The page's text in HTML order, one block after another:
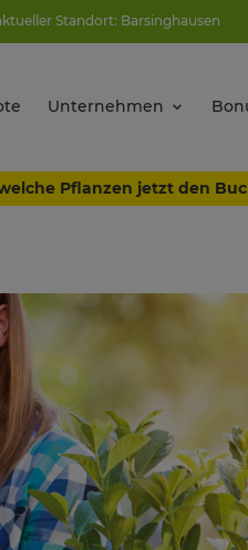
Standort: Barsinghausen
Unternehmen
Pflanzen jetzt den